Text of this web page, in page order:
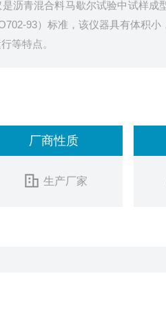
沥青混合料马歇尔试验中试样
93）标准，该仪器具有体积
等特点。
厂商性质
生产厂家